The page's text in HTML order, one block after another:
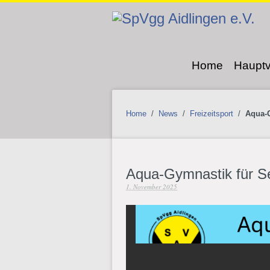
Home
Home / News / Freizeitsport / Aqua-
Aqua-Gymnastik für
1. November 2025